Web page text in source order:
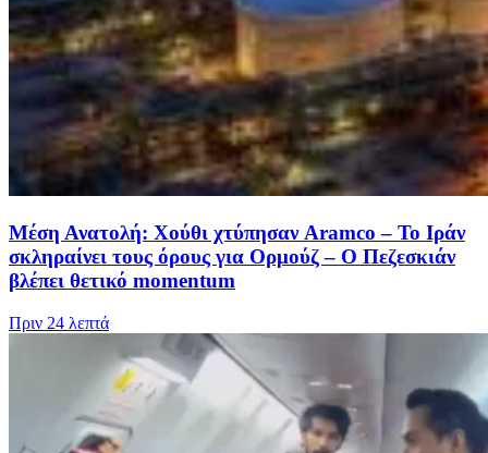
Μέση Ανατολή: Χούθι χτύπησαν Aramco – Το Ιράν
σκληραίνει τους όρους για Ορμούζ – Ο Πεζεσκιάν
βλέπει θετικό momentum
Πριν 24 λεπτά